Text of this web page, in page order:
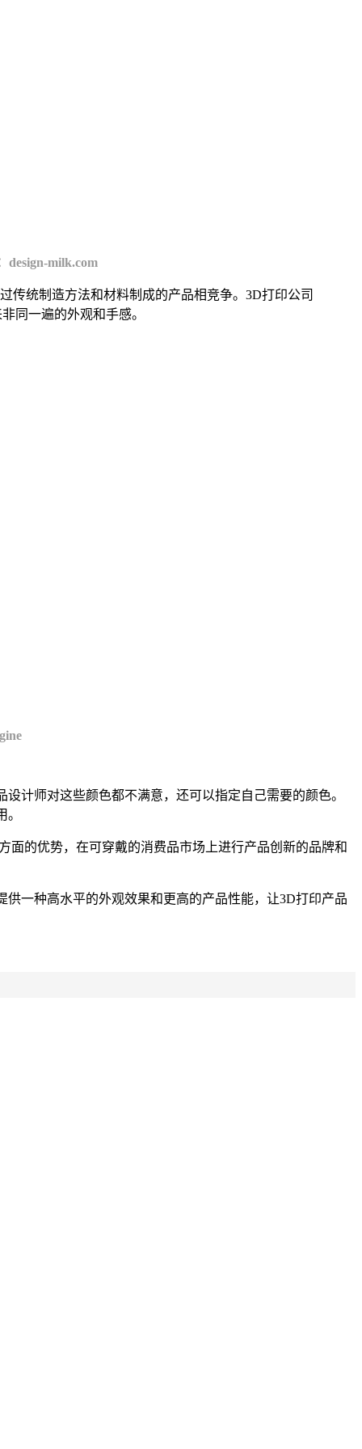
design-milk.com
传统制造方法和材料制成的产品相竞争。3D打印公司
同一遍的外观和手感。
计师对这些颜色都不满意，还可以指定自己需要的颜色。
面的优势，在可穿戴的消费品市场上进行产品创新的品牌和
一种高水平的外观效果和更高的产品性能，让3D打印产品